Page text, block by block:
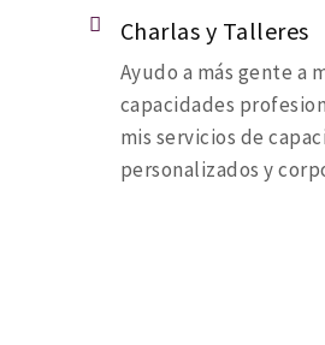
Charlas y Talleres
Ayudo a más gente a
capacidades
mis servicios de
personalizados y